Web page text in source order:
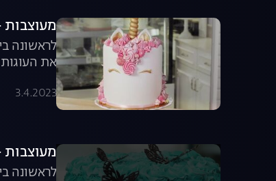
מעוצבות –
לראשונה
את
3.4.2023
מעוצבות –
לראשונה